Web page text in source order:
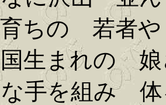
の 若者や
まれの 娘
を組み 体